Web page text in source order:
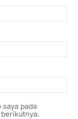
pada